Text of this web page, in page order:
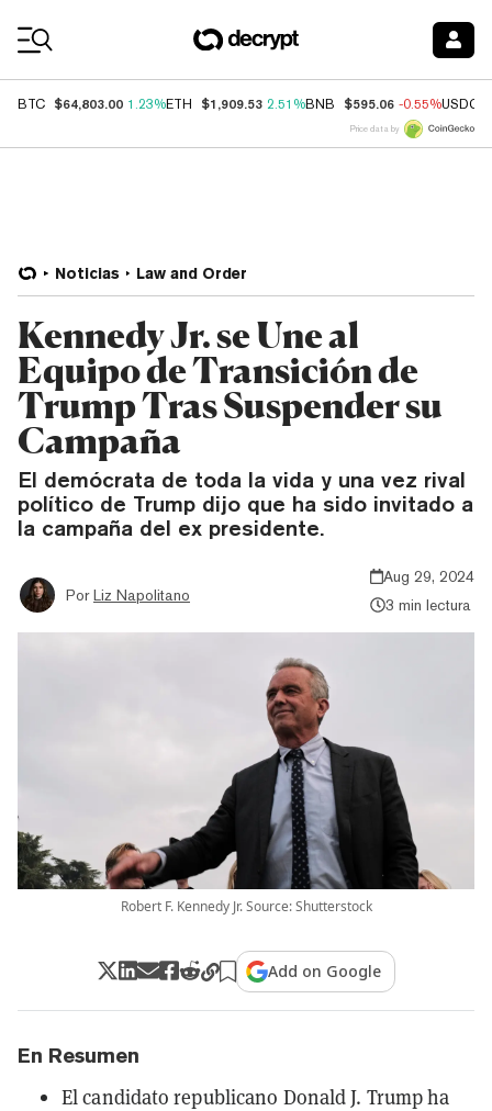
BTC $64,803.00 1.23%ETH $1,909.53 2.51%BNB $595.06 -0.55%USDC
Price data by
Noticias Law and Order
Kennedy Jr. se Une al
Equipo de Transición de
Trump Tras Suspender su
Campaña
El demócrata de toda la vida y una vez rival
político de Trump dijo que ha sido invitado a
la campaña del ex presidente.
Por Liz Napolitano
Aug 29, 2024
3 min lectura
Robert F. Kennedy Jr. Source: Shutterstock
Add on Google
En Resumen
El candidato republicano Donald J. Trump ha